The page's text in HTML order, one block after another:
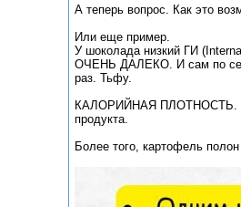
А теперь вопрос. Как это
Или еще пример.
У шоколада низкий ГИ
ОЧЕНЬ ДАЛЕКО. И сам по
раз. Тьфу.
КАЛОРИЙНАЯ ПЛОТНОСТЬ. В
продукта.
Более того, картофель